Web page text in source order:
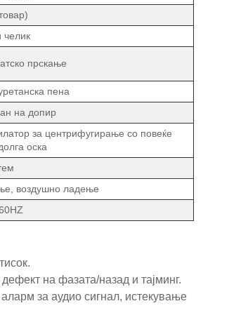
челик
прскање
пена
на допир
за центрифугирање со повеќе
оска
воздушно ладење
на фазата/назад и тајминг.
за аудио сигнал, истекување